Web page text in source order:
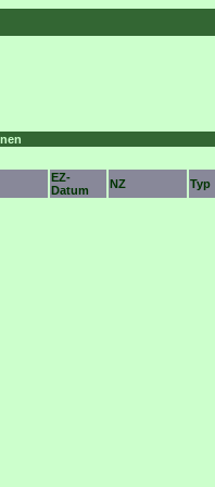
EZ-
Datum
NZ Typ